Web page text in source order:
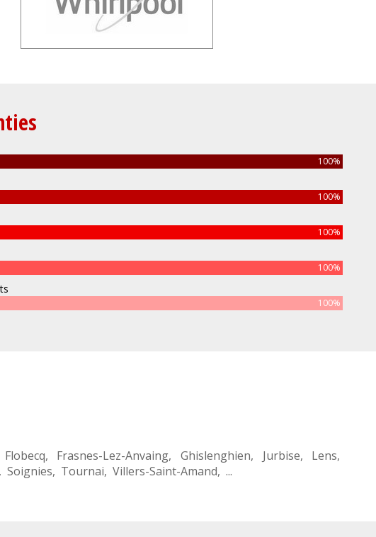
100%
100%
100%
100%
100%
Flobecq, Frasnes-Lez-Anvaing, Ghislenghien, Jurbise, Lens,
, Soignies, Tournai, Villers-Saint-Amand, ...